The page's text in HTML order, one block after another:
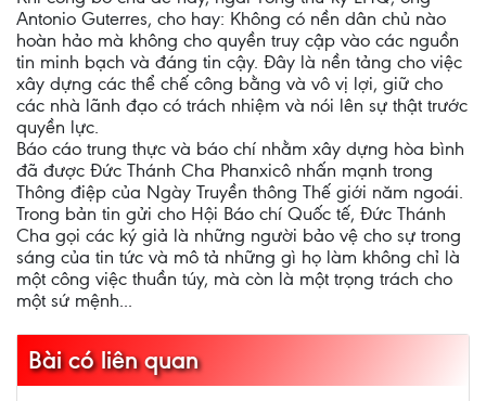
Antonio Guterres, cho hay: Không có nền dân chủ nào
hoàn hảo mà không cho quyền truy cập vào các nguồn
tin minh bạch và đáng tin cậy. Đây là nền tảng cho việc
xây dựng các thể chế công bằng và vô vị lợi, giữ cho
các nhà lãnh đạo có trách nhiệm và nói lên sự thật trước
quyền lực.
Báo cáo trung thực và báo chí nhằm xây dựng hòa bình
đã được Đức Thánh Cha Phanxicô nhấn mạnh trong
Thông điệp của Ngày Truyền thông Thế giới năm ngoái.
Trong bản tin gửi cho Hội Báo chí Quốc tế, Đức Thánh
Cha gọi các ký giả là những người bảo vệ cho sự trong
sáng của tin tức và mô tả những gì họ làm không chỉ là
một công việc thuần túy, mà còn là một trọng trách cho
một sứ mệnh...
Bài có liên quan